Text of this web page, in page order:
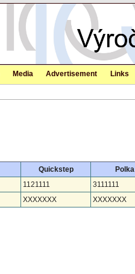
Media Advertisement Links
Quickstep Polka
1121111 3111111
XXXXXXX XXXXXXX